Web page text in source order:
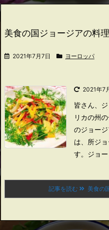
美食の国ジョージアの料
2021年7月7日 ヨーロッパ
2021年7
皆さん、
リカの州
のジョージ
は、所ジョ
す。 ジョ
記事を読む 美食の